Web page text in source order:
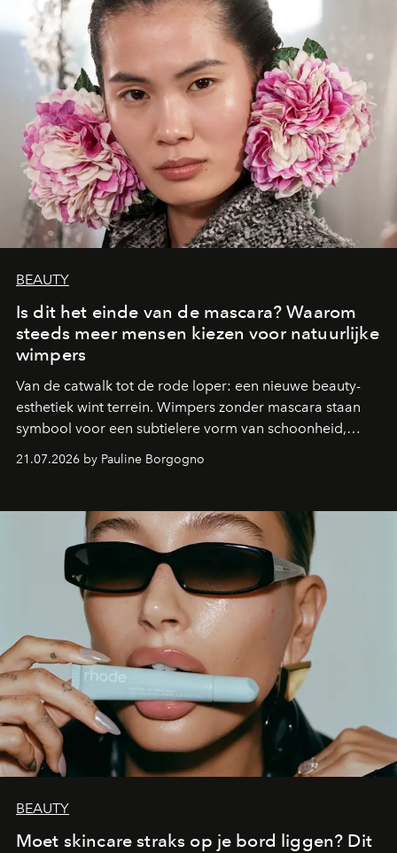
BEAUTY
Is dit het einde van de mascara? Waarom
steeds meer mensen kiezen voor natuurlijke
wimpers
Van de catwalk tot de rode loper: een nieuwe beauty-
esthetiek wint terrein. Wimpers zonder mascara staan
symbool voor een subtielere vorm van schoonheid,
waarin zelfvertrouwen belangrijker is dan een overvloed
aan make-up.
21.07.2026 by Pauline Borgogno
BEAUTY
Moet skincare straks op je bord liggen? Dit